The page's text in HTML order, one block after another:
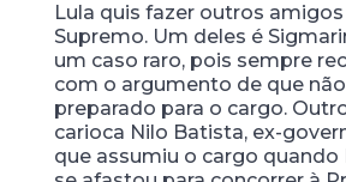
Lula quis fazer outros
Supremo. Um deles é
um caso raro, pois sempre
com o argumento de que
preparado para o cargo.
carioca Nilo Batista, ex-
que assumiu o cargo quando